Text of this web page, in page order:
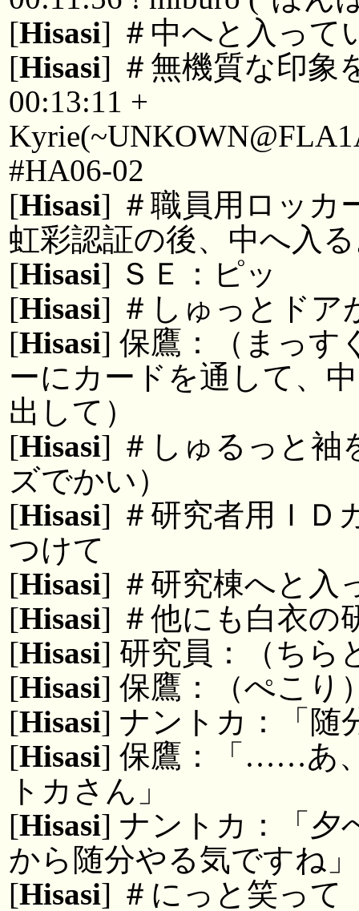
[Hisasi] ＃中へと入って
[Hisasi] ＃無機質な印象
00:13:11 +
#HA06-02
[Hisasi] ＃職員用ロッカ
虹彩認証の後、中へ入
[Hisasi] ＳＥ：ピッ
[Hisasi] ＃しゅっとドア
[Hisasi] 保鷹：（まっす
ーにカードを通して、
出して）
[Hisasi] ＃しゅるっと袖
ズでかい）
[Hisasi] ＃研究者用ＩＤ
つけて
[Hisasi] ＃研究棟へと入
[Hisasi] ＃他にも白衣の
[Hisasi] 研究員：（ちら
[Hisasi] 保鷹：（ぺこり
[Hisasi] ナントカ：「随
[Hisasi] 保鷹：「……あ
トカさん」
[Hisasi] ナントカ：「夕
から随分やる気ですね」
[Hisasi] ＃にっと笑って